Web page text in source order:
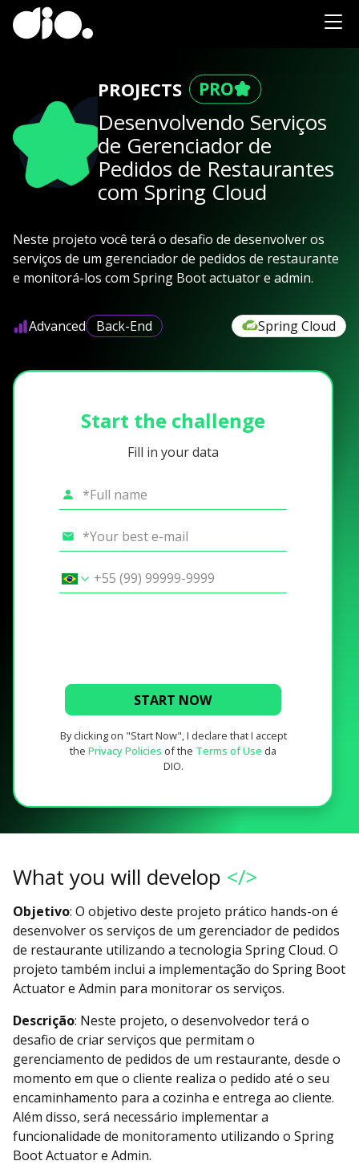
PROJECTS
Desenvolvendo Serviços
de Gerenciador de
Pedidos de Restaurantes
com Spring Cloud
Neste projeto você terá o desafio de desenvolver os
serviços de um gerenciador de pedidos de restaurante
e monitorá-los com Spring Boot actuator e admin.
Advanced Back-End Spring Cloud
Start the challenge
Fill in your data
START NOW
By clicking on "Start Now", I declare that I accept
the Privacy Policies of the Terms of Use da
DIO.
What you will develop </>
Objetivo: O objetivo deste projeto prático hands-on é
desenvolver os serviços de um gerenciador de pedidos
de restaurante utilizando a tecnologia Spring Cloud. O
projeto também inclui a implementação do Spring Boot
Actuator e Admin para monitorar os serviços.
Descrição: Neste projeto, o desenvolvedor terá o
desafio de criar serviços que permitam o
gerenciamento de pedidos de um restaurante, desde o
momento em que o cliente realiza o pedido até o seu
encaminhamento para a cozinha e entrega ao cliente.
Além disso, será necessário implementar a
funcionalidade de monitoramento utilizando o Spring
Boot Actuator e Admin.